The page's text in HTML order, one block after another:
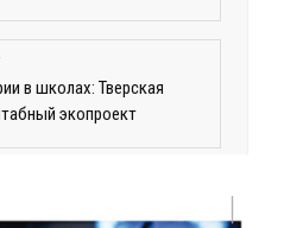
в школах: Тверская
экопроект
строительной